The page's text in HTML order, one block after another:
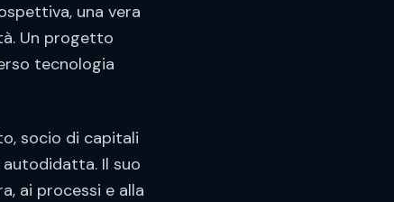
una vera
Un progetto
tecnologia
socio di capitali
Il suo
ai processi e alla